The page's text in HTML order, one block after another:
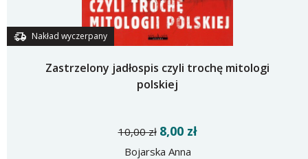
Nakład wyczerpany
Zastrzelony jadłospis czyli trochę mitologi
polskiej
10,00 zł 8,00 zł
Bojarska Anna